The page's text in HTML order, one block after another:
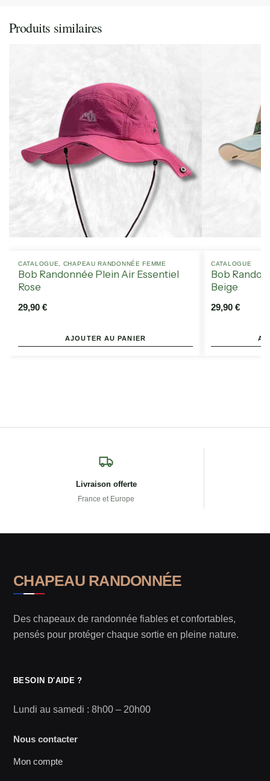
Produits similaires
CATALOGUE CHAPEAU RANDONNÉE FEMME
Bob Randonnée Plein Air Essentiel
Rose
29,90 €
AJOUTER AU PANIER
CATALOGUE
Bob
Beige
29,90 €
Livraison offerte
France et Europe
CHAPEAU RANDONNÉE
Des chapeaux de randonnée fiables et confortables,
pensés pour protéger chaque sortie en pleine nature.
BESOIN D'AIDE ?
Lundi au samedi : 8h00 – 20h00
Nous contacter
Mon compte